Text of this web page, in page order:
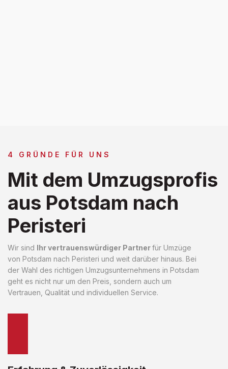
4 GRÜNDE FÜR UNS
Mit dem Umzugsprofis
aus Potsdam nach
Peristeri
Wir sind Ihr vertrauenswürdiger Partnerfür Umzüge
von Potsdam nach Peristeri und weit darüber hinaus. Bei
der Wahl des richtigen Umzugsunternehmens in Potsdam
geht es nicht nur um den Preis, sondern auch um
Vertrauen, Qualität und individuellen Service.